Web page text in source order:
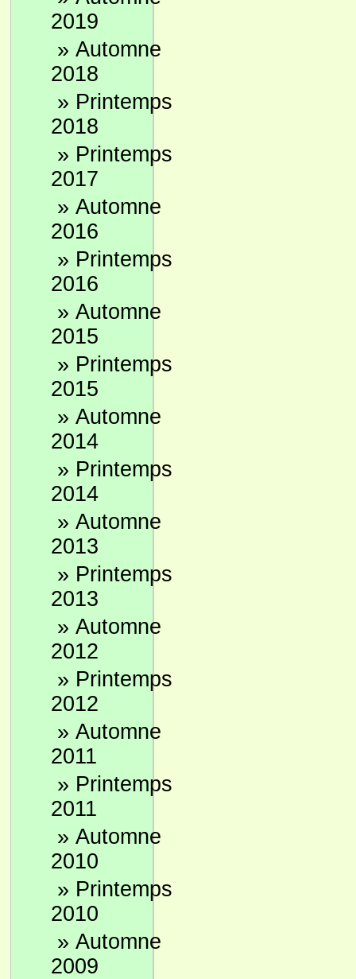
2019
» Automne
2018
» Printemps
2018
» Printemps
2017
» Automne
2016
» Printemps
2016
» Automne
2015
» Printemps
2015
» Automne
2014
» Printemps
2014
» Automne
2013
» Printemps
2013
» Automne
2012
» Printemps
2012
» Automne
2011
» Printemps
2011
» Automne
2010
» Printemps
2010
» Automne
2009